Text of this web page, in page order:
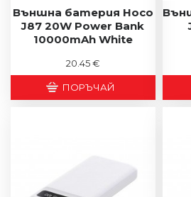
Външна батерия Hoco
J87 20W Power Bank
10000mAh White
20.45 €
ПОРЪЧАЙ